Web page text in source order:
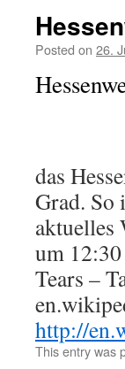
Posted on 26.
das
Grad. So
aktuelles
um
Tears –
http://
This entry was